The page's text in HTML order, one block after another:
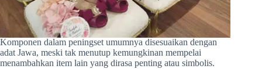
Komponen dalam peningset umumnya disesuaikan dengan
adat Jawa, meski tak menutup kemungkinan mempelai
menambahkan item lain yang dirasa penting atau simbolis.